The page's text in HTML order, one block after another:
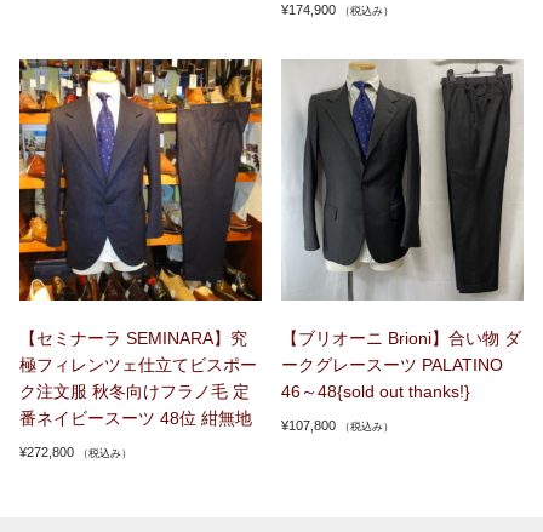
¥174,900 （税込み）
【セミナーラ SEMINARA】究
極フィレンツェ仕立てビスポー
ク注文服 秋冬向けフラノ毛 定
番ネイビースーツ 48位 紺無地
¥272,800 （税込み）
【ブリオーニ Brioni】合い物 ダ
ークグレースーツ PALATINO
46～48{sold out thanks!}
¥107,800 （税込み）